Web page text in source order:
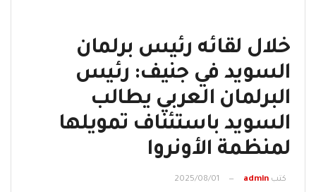
خلال لقائه رئيس برلمان
السويد في جنيف: رئيس
البرلمان العربي يطالب
السويد باستئناف تمويلها
لمنظمة الأونروا
كتب admin
2025/08/01